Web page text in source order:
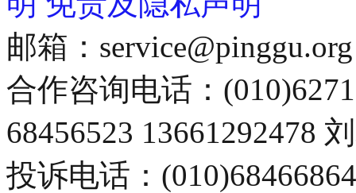
邮箱：service@pinggu.org
合作咨询电话：
68456523 13661292478
投诉电话：